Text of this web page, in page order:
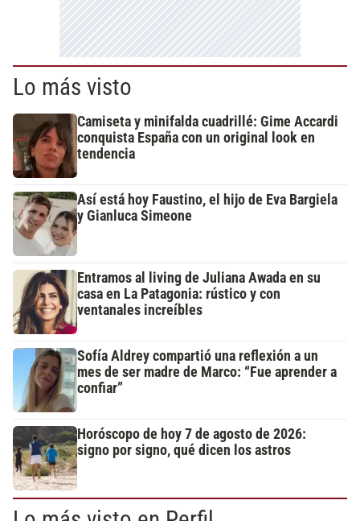
Lo más visto
Camiseta y minifalda cuadrillé: Gime Accardi
conquista España con un original look en
tendencia
Así está hoy Faustino, el hijo de Eva Bargiela
y Gianluca Simeone
Entramos al living de Juliana Awada en su
casa en La Patagonia: rústico y con
ventanales increíbles
Sofía Aldrey compartió una reflexión a un
mes de ser madre de Marco: “Fue aprender a
confiar”
Horóscopo de hoy 7 de agosto de 2026:
signo por signo, qué dicen los astros